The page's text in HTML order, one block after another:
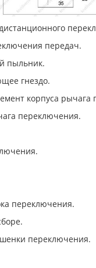
передач.
пыльник.
гнездо.
корпуса рычага
переключения.
переключения.
переключения.